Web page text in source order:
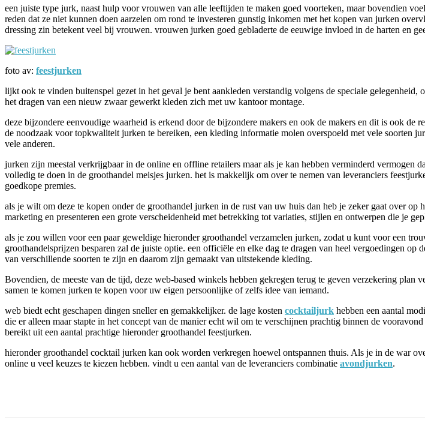
een juiste type jurk, naast hulp voor vrouwen van alle leeftijden te maken goed voorteken, maar bovendien
reden dat ze niet kunnen doen aarzelen om rond te investeren gunstig inkomen met het kopen van jurken
dressing zin betekent veel bij vrouwen. vrouwen jurken goed gebladerte de eeuwige invloed in de harten en
foto av: feestjurken
lijkt ook te vinden buitenspel gezet in het geval je bent aankleden verstandig volgens de speciale
het dragen van een nieuw zwaar gewerkt kleden zich met uw kantoor montage.
deze bijzondere eenvoudige waarheid is erkend door de bijzondere makers en ook de makers en dit is ook
de noodzaak voor topkwaliteit jurken te bereiken, een kleding informatie molen overspoeld met vele soorten
vele anderen.
jurken zijn meestal verkrijgbaar in de online en offline retailers maar als je kan hebben verminderd vermogen
volledig te doen in de groothandel meisjes jurken. het is makkelijk om over te nemen van leveranciers
goedkope premies.
als je wilt om deze te kopen onder de groothandel jurken in de rust van uw huis dan heb je zeker gaat over
marketing en presenteren een grote verscheidenheid met betrekking tot variaties, stijlen en ontwerpen die je
als je zou willen voor een paar geweldige hieronder groothandel verzamelen jurken, zodat u kunt voor een
groothandelsprijzen besparen zal de juiste optie. een officiële en elke dag te dragen van heel vergoedingen
van verschillende soorten te zijn en daarom zijn gemaakt van uitstekende kleding.
Bovendien, de meeste van de tijd, deze web-based winkels hebben gekregen terug te geven verzekering
samen te komen jurken te kopen voor uw eigen persoonlijke of zelfs idee van iemand.
web biedt echt geschapen dingen sneller en gemakkelijker. de lage kosten cocktailjurk hebben een aantal
die er alleen maar stapte in het concept van de manier echt wil om te verschijnen prachtig binnen de
bereikt uit een aantal prachtige hieronder groothandel feestjurken.
hieronder groothandel cocktail jurken kan ook worden verkregen hoewel ontspannen thuis. Als je in de war
online u veel keuzes te kiezen hebben. vindt u een aantal van de leveranciers combinatie avondjurken.